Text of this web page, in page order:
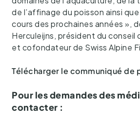
de l’affinage du poisson ainsi
cours des prochaines années »,
Herculeijns, président du conseil
et cofondateur de Swiss Alpine
Télécharger le communiqué de
Pour les demandes des
contacter :